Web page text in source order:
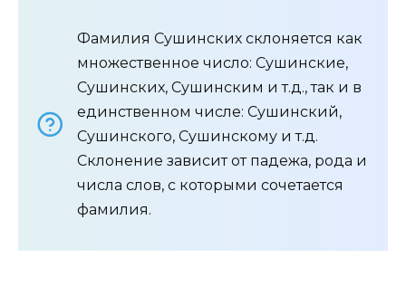
Фамилия Сушинских склоняется как
множественное число: Сушинские,
Сушинских, Сушинским и т.д., так и в
единственном числе: Сушинский,
Сушинского, Сушинскому и т.д.
Склонение зависит от падежа, рода и
числа слов, с которыми сочетается
фамилия.